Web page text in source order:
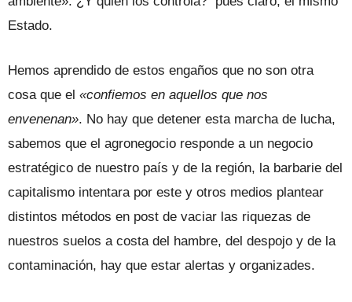
Estado.
Hemos aprendido de estos engaños que no son otra
cosa que el «confiemos en aquellos que nos
envenenan». No hay que detener esta marcha de lucha,
sabemos que el agronegocio responde a un negocio
estratégico de nuestro país y de la región, la barbarie del
capitalismo intentara por este y otros medios plantear
distintos métodos en post de vaciar las riquezas de
nuestros suelos a costa del hambre, del despojo y de la
contaminación, hay que estar alertas y organizades.